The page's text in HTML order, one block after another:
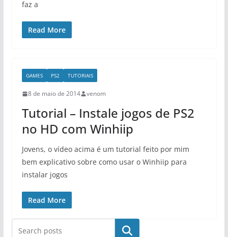
faz a
Read More
GAMES PS2 TUTORIAIS
8 de maio de 2014 venom
Tutorial – Instale jogos de PS2
no HD com Winhiip
Jovens, o vídeo acima é um tutorial feito por mim
bem explicativo sobre como usar o Winhiip para
instalar jogos
Read More
Pesquisar